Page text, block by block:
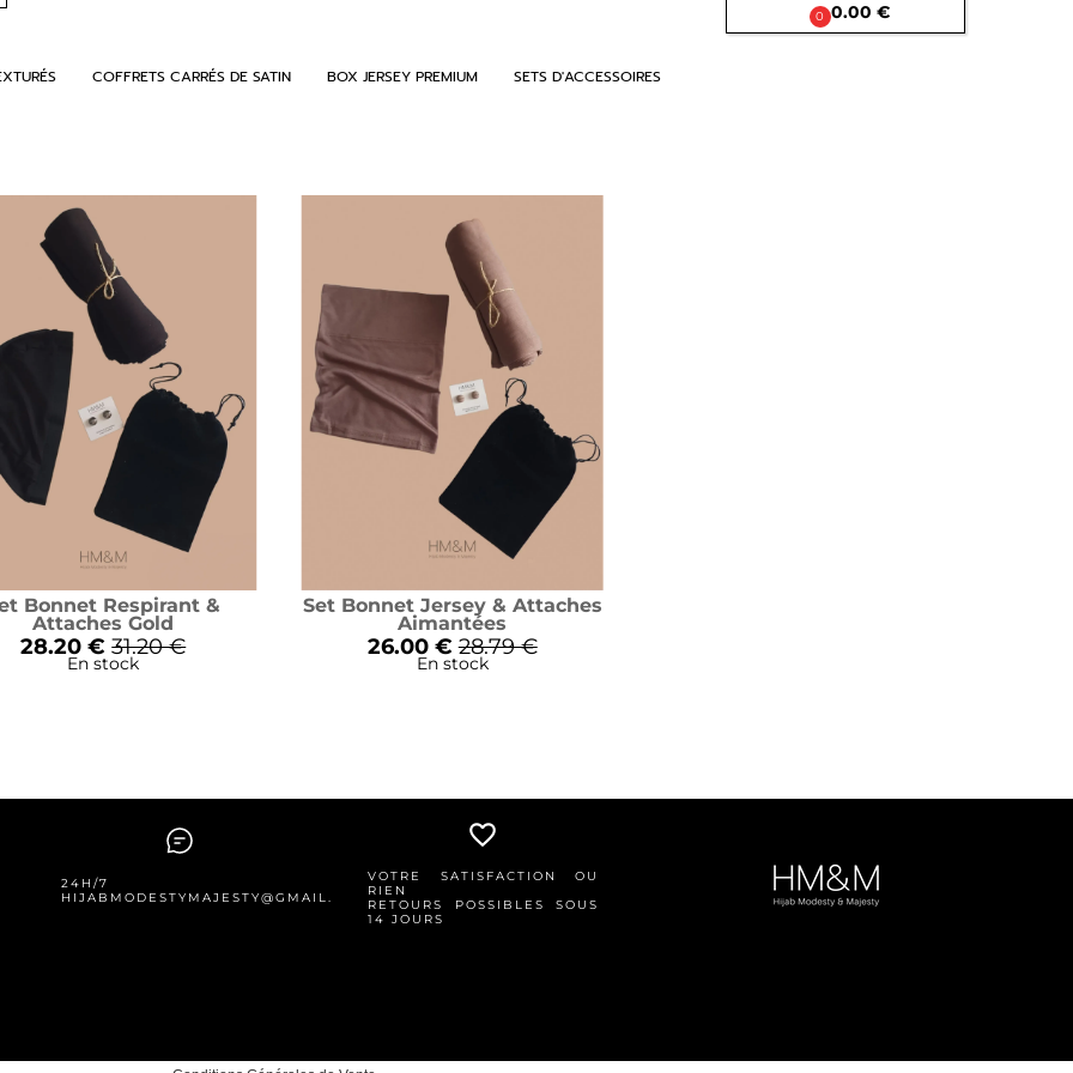
24H/7
HIJABMODESTYMAJESTY@GMAIL.COM
favorite_border
VOTRE SATISFACTION OU
RIEN
RETOURS POSSIBLES SOUS
14 JOURS
0 0.00 €
COFFRETS CARRÉS DE SATIN BOX JERSEY PREMIUM SETS D'ACCESSOIRES
Bonnet Respirant &
Attaches Gold
28.20 € 31.20 €
En stock
Set Bonnet Jersey & Attaches
Aimantées
26.00 € 28.79 €
En stock